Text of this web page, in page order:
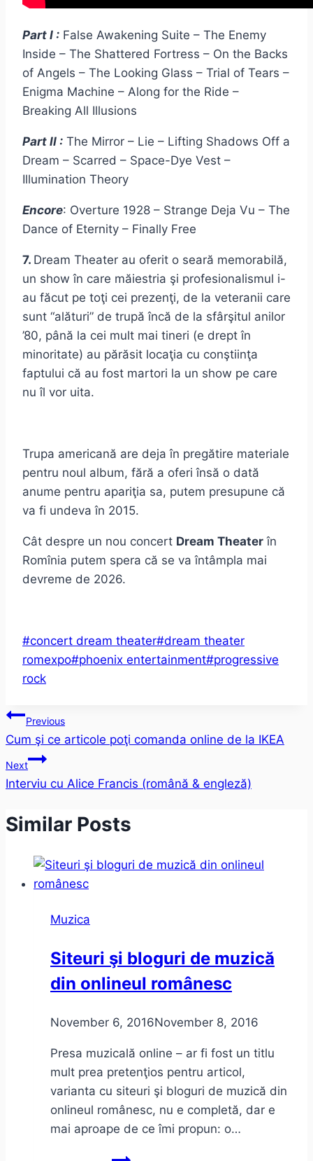
Part I : False Awakening Suite – The Enemy
Inside – The Shattered Fortress – On the Backs
of Angels – The Looking Glass – Trial of Tears –
Enigma Machine – Along for the Ride –
Breaking All Illusions
Part II : The Mirror – Lie – Lifting Shadows Off a
Dream – Scarred – Space-Dye Vest –
Illumination Theory
Encore: Overture 1928 – Strange Deja Vu – The
Dance of Eternity – Finally Free
7. Dream Theater au oferit o seară memorabilă,
un show în care măiestria şi profesionalismul i-
au făcut pe toţi cei prezenţi, de la veteranii care
sunt “alături” de trupă încă de la sfârşitul anilor
’80, până la cei mult mai tineri (e drept în
minoritate) au părăsit locaţia cu conştiinţa
faptului că au fost martori la un show pe care
nu îl vor uita.
Trupa americană are deja în pregătire materiale
pentru noul album, fără a oferi însă o dată
anume pentru apariţia sa, putem presupune că
va fi undeva în 2015.
Cât despre un nou concert Dream Theater în
Romînia putem spera că se va întâmpla mai
devreme de 2026.
Post
Tags:
#concert dream theater#dream theater
romexpo#phoenix entertainment#progressive
rock
Post
navigation
Previous
Cum şi ce articole poţi comanda online de la IKEA
Next
Interviu cu Alice Francis (română & engleză)
Similar Posts
Muzica
Siteuri şi bloguri de muzică
din onlineul românesc
November 6, 2016November 8, 2016
Presa muzicală online – ar fi fost un titlu
mult prea pretenţios pentru articol,
varianta cu siteuri şi bloguri de muzică din
onlineul românesc, nu e completă, dar e
mai aproape de ce îmi propun: o…